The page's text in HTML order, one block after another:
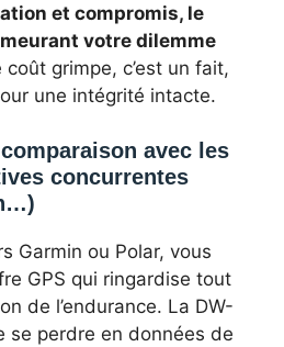
et compromis, le
votre dilemme
coût grimpe, c’est un fait,
une intégrité intacte.
avec les
concurrentes
Garmin ou Polar, vous
GPS qui ringardise tout
de l’endurance. La DW-
se perdre en données de